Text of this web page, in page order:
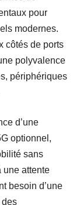
pour
modernes.
côtés de ports
polyvalence
périphériques
d’une
optionnel,
sans
une attente
besoin d’une
des